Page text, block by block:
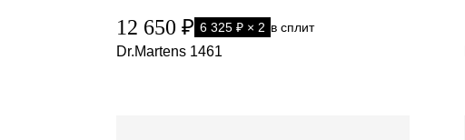
12 650 ₽ 6 325 ₽ × 2 в сплит
Dr.Martens 1461